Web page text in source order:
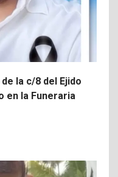
la c/8 del Ejido
en la Funeraria